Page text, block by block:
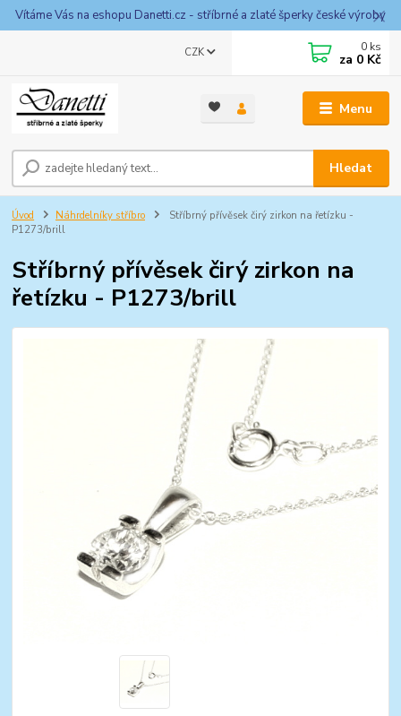
Vítáme Vás na eshopu Danetti.cz - stříbrné a zlaté šperky české výroby
Menu
CZK
Hledat
0 ks
za 0 Kč
Úvod Náhrdelníky stříbro
Stříbrný přívěsek čirý zirkon na řetízku -
P1273/brill
Stříbrný přívěsek čirý zirkon na
řetízku - P1273/brill